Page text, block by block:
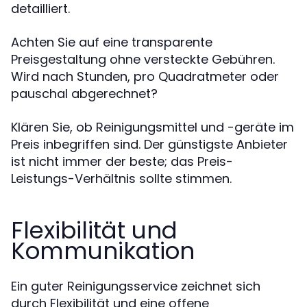
detailliert.
Achten Sie auf eine transparente
Preisgestaltung ohne versteckte Gebühren.
Wird nach Stunden, pro Quadratmeter oder
pauschal abgerechnet?
Klären Sie, ob Reinigungsmittel und -geräte im
Preis inbegriffen sind. Der günstigste Anbieter
ist nicht immer der beste; das Preis-
Leistungs-Verhältnis sollte stimmen.
Flexibilität und
Kommunikation
Ein guter Reinigungsservice zeichnet sich
durch Flexibilität und eine offene